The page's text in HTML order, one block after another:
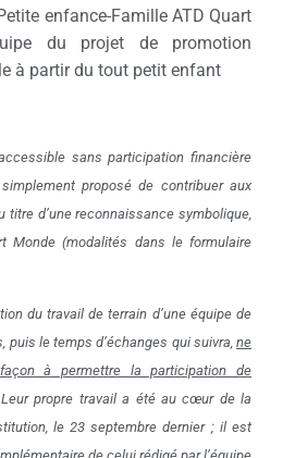
enfance-Famille ATD Quart
du projet de promotion
à partir du tout petit enfant
sans participation financière
proposé de contribuer aux
titre d’une reconnaissance symbolique,
Monde (modalités dans le formulaire
du travail de terrain d’une équipe de
puis le temps d’échanges qui suivra, ne
à permettre la participation de
propre travail a été au cœur de la
le 23 septembre dernier ; il est